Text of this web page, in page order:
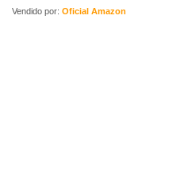
Vendido por: Oficial Amazon